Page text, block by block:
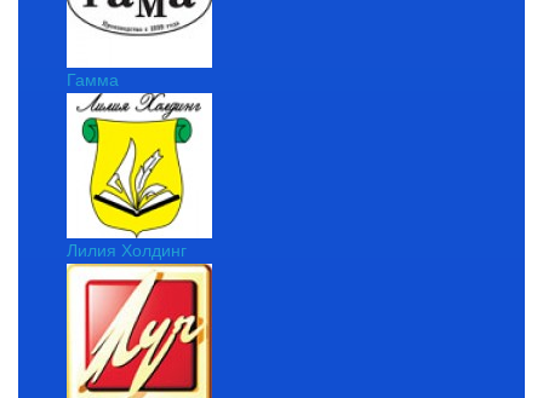
Гамма
Лилия Холдинг